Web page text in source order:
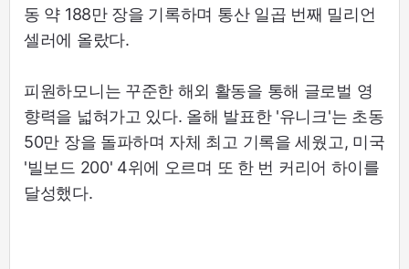
동 약 188만 장을 기록하며 통산 일곱 번째 밀리언
셀러에 올랐다.
피원하모니는 꾸준한 해외 활동을 통해 글로벌 영
향력을 넓혀가고 있다. 올해 발표한 '유니크'는 초동
50만 장을 돌파하며 자체 최고 기록을 세웠고, 미국
'빌보드 200' 4위에 오르며 또 한 번 커리어 하이를
달성했다.